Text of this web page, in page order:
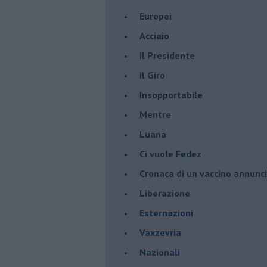
Europei
Acciaio
Il Presidente
​Il Giro
Insopportabile
​Mentre
Luana
​Ci vuole Fedez
​Cronaca di un vaccino
​Liberazione
Esternazioni
Vaxzevria
Nazionali